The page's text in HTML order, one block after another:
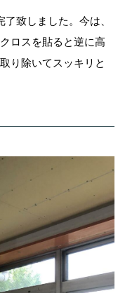
致しました。今は、
ロスを貼ると逆に高
り除いてスッキリと